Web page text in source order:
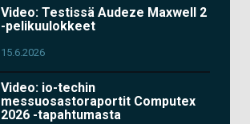
Video: Testissä Audeze Maxwell 2
-pelikuulokkeet
15.6.2026
Video: io-techin
messuosastoraportit Computex
2026 -tapahtumasta